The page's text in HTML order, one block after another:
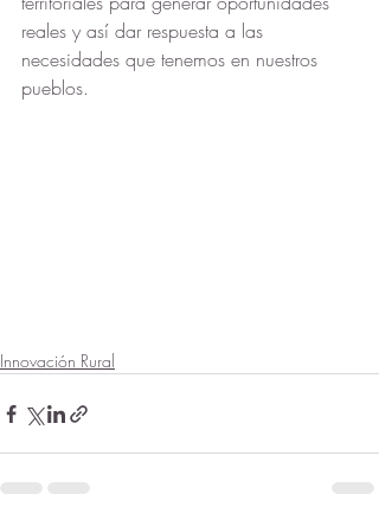
reales y así dar respuesta a las
necesidades que tenemos en nuestros
pueblos.
Innovación Rural